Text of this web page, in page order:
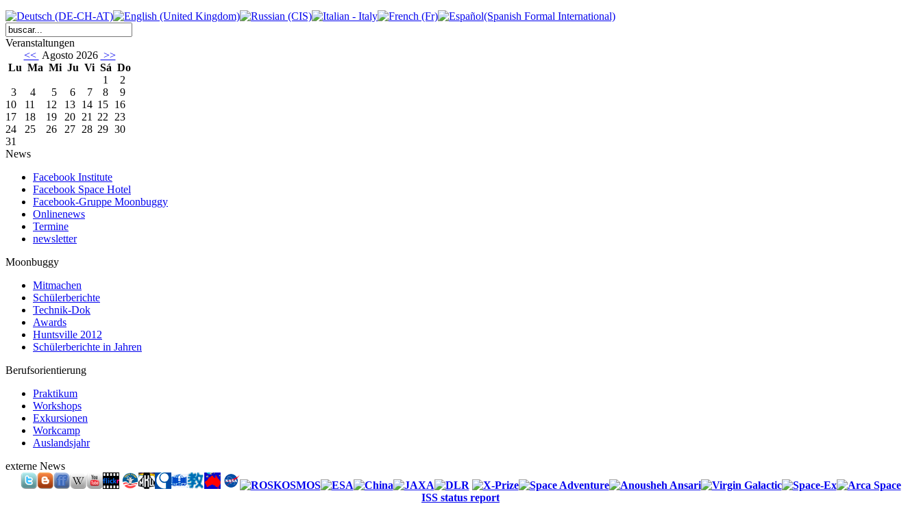
Veranstaltungen
<< Agosto 2026 >>
Lu Ma Mi Ju Vi Sá Do
1
2
3
4 5 6 7 8
9
10
11 12 13 14 15 16
17
18 19 20 21 22 23
24
25 26 27 28 29 30
31
News
Facebook Institute
Facebook Space Hotel
Facebook-Gruppe Moonbuggy
Onlinenews
Termine
newsletter
Moonbuggy
Mitmachen
Schülerberichte
Technik-Dok
Awards
Huntsville 2012
Schülerberichte in Jahren
Berufsorientierung
Praktikum
Workshops
Exkursionen
Workcamp
Auslandsjahr
externe News
ISS status report